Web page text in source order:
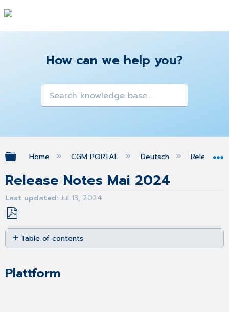
How can we help you?
Expand/collapse global hierarchy
Home CGM PORTAL Deutsch Release
Release Notes Mai 2024
Last updated Jul 13, 2024
Save
as
PDF
Table of contents
Willkommens-
Popup
Plattform